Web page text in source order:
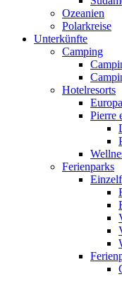
Ozeanien
Polarkreise
Unterkünfte
Camping
Hotelresorts
Pierre
Ferienparks